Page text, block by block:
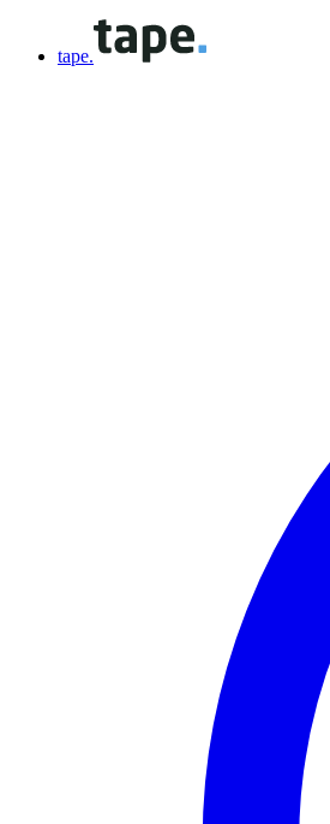
tape.